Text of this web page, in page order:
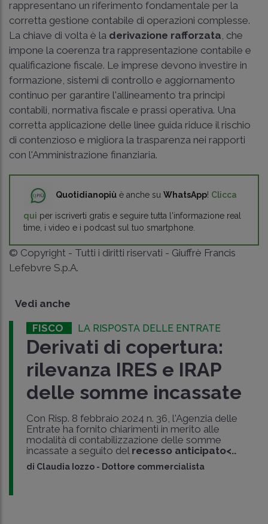
rappresentano un riferimento fondamentale per la
corretta gestione contabile di operazioni complesse.
La chiave di volta è la derivazione rafforzata , che
impone la coerenza tra rappresentazione contabile e
qualificazione fiscale. Le imprese devono investire in
formazione, sistemi di controllo e aggiornamento
continuo per garantire l'allineamento tra principi
contabili, normativa fiscale e prassi operativa. Una
corretta applicazione delle linee guida riduce il rischio
di contenzioso e migliora la trasparenza nei rapporti
con l'Amministrazione finanziaria.
Quotidianopiù è anche su WhatsApp! Clicca
qui per iscriverti gratis e seguire tutta l'informazione real
time, i video e i podcast sul tuo smartphone.
© Copyright - Tutti i diritti riservati - Giuffrè Francis
Lefebvre S.p.A.
Vedi anche
FISCO LA RISPOSTA DELLE ENTRATE
Derivati di copertura:
rilevanza IRES e IRAP
delle somme incassate
Con Risp. 8 febbraio 2024 n. 36, l'Agenzia delle
Entrate ha fornito chiarimenti in merito alle
modalità di contabilizzazione delle somme
incassate a seguito del recesso anticipato<..
di Claudia Iozzo - Dottore commercialista